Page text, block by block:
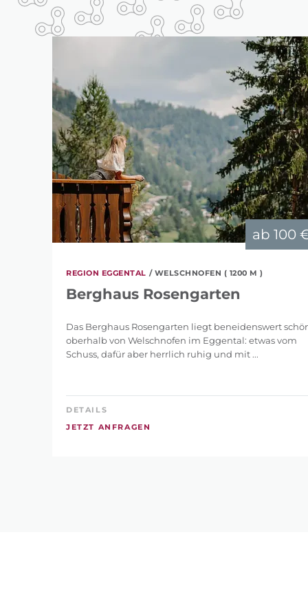
ab 100
REGION EGGENTAL / WELSCHNOFEN ( 1200 M )
Berghaus Rosengarten
Das Berghaus Rosengarten liegt beneidenswert
oberhalb von Welschnofen im Eggental: etwas vom
Schuss, dafür aber herrlich ruhig und mit ...
DETAILS
JETZT ANFRAGEN